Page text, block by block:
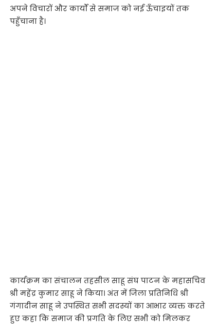
अपने विचारों और कार्यों से समाज को नई ऊँचाइयों तक
पहुँचाना है।
कार्यक्रम का संचालन तहसील साहू संघ पाटन के महासचिव
श्री महेंद्र कुमार साहू ने किया। अंत में जिला प्रतिनिधि श्री
गंगादीन साहू ने उपस्थित सभी सदस्यों का आभार व्यक्त करते
हुए कहा कि समाज की प्रगति के लिए सभी को मिलकर